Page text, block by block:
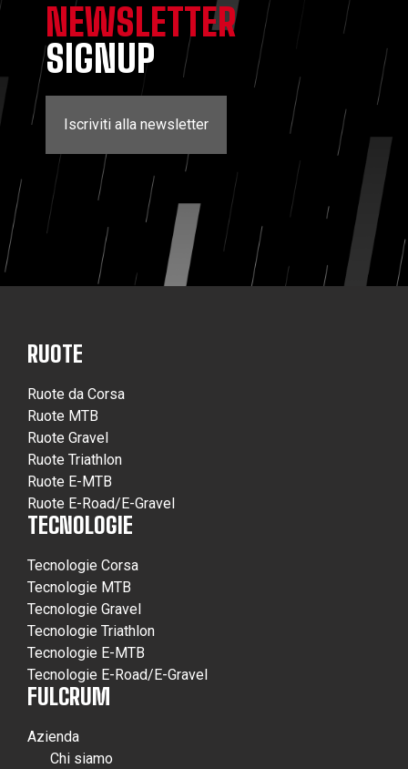
NEWSLETTER
SIGNUP
Iscriviti alla newsletter
RUOTE
Ruote da Corsa
Ruote MTB
Ruote Gravel
Ruote Triathlon
Ruote E-MTB
Ruote E-Road/E-Gravel
TECNOLOGIE
Tecnologie Corsa
Tecnologie MTB
Tecnologie Gravel
Tecnologie Triathlon
Tecnologie E-MTB
Tecnologie E-Road/E-Gravel
FULCRUM
Azienda
Chi siamo